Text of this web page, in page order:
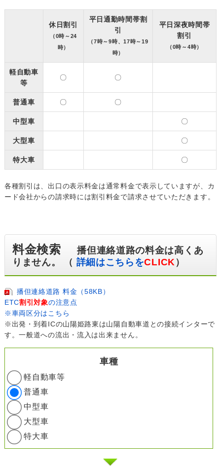
休日割引
（0時～24
時）
平日通勤時間帯割
引
（7時～9時、17時～19
時）
平日深夜時間帯
割引
（0時～4時）
軽自動車
等
〇 〇
普通車 〇 〇
中型車 〇
大型車 〇
特大車 〇
各種割引は、出口の表示料金は通常料金で表示していますが、カ
ード会社からの請求時には割引料金で請求させていただきます。
料金検索播但連絡道路の料金は高くあ
りません。 （ 詳細はこちらをCLICK ）
播但連絡道路 料金（58KB）
ETC割引対象の注意点
※車両区分はこちら
※出発・到着ICの山陽姫路東は山陽自動車道との接続インターで
す。一般道への流出・流入は出来ません。
車種
軽自動車等
普通車
中型車
大型車
特大車